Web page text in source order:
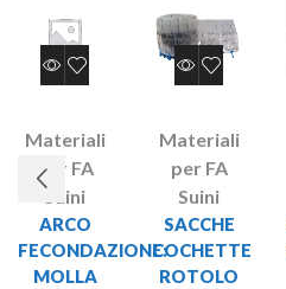
Materiali
per FA
Suini
ARCO
FECONDAZIONE:
MOLLA
Materiali
per FA
Suini
SACCHE
COCHETTE
ROTOLO